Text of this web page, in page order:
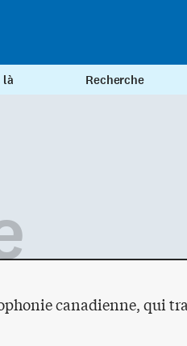
là Recherche
canadienne, qui